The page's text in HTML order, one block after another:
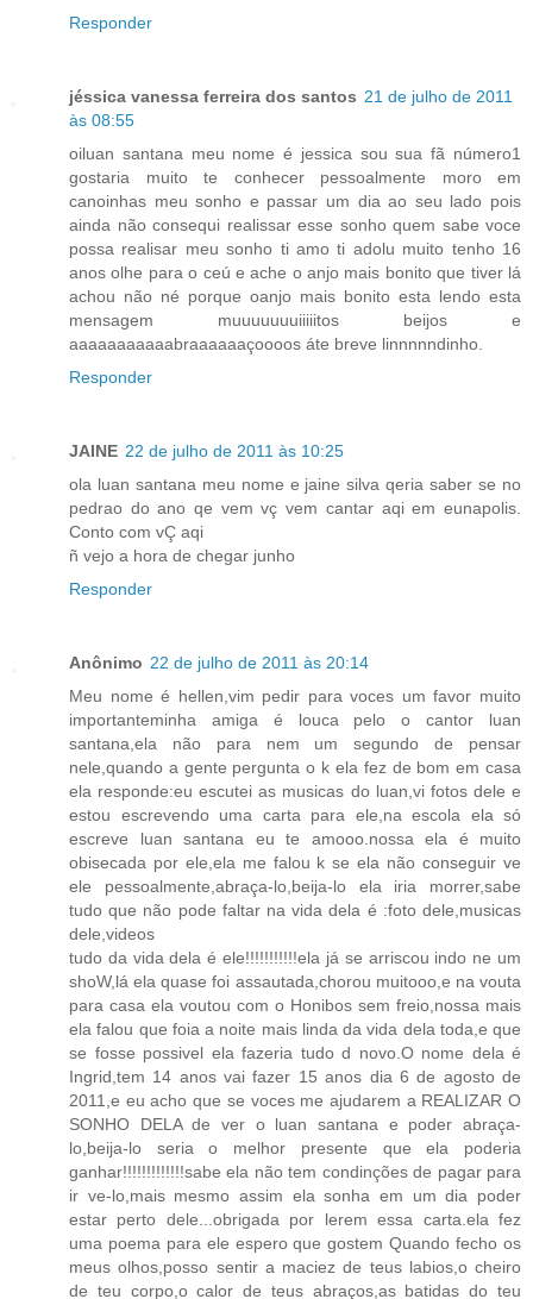
Responder
jéssica vanessa ferreira dos santos 21 de julho de 2011
às 08:55
oiluan santana meu nome é jessica sou sua fã número1
gostaria muito te conhecer pessoalmente moro em
canoinhas meu sonho e passar um dia ao seu lado pois
ainda não consequi realissar esse sonho quem sabe voce
possa realisar meu sonho ti amo ti adolu muito tenho 16
anos olhe para o ceú e ache o anjo mais bonito que tiver lá
achou não né porque oanjo mais bonito esta lendo esta
mensagem muuuuuuuiiiiitos beijos e
aaaaaaaaaaabraaaaaaçoooos áte breve linnnnndinho.
Responder
JAINE 22 de julho de 2011 às 10:25
ola luan santana meu nome e jaine silva qeria saber se no
pedrao do ano qe vem vç vem cantar aqi em eunapolis.
Conto com vÇ aqi
ñ vejo a hora de chegar junho
Responder
Anônimo 22 de julho de 2011 às 20:14
Meu nome é hellen,vim pedir para voces um favor muito
importanteminha amiga é louca pelo o cantor luan
santana,ela não para nem um segundo de pensar
nele,quando a gente pergunta o k ela fez de bom em casa
ela responde:eu escutei as musicas do luan,vi fotos dele e
estou escrevendo uma carta para ele,na escola ela só
escreve luan santana eu te amooo.nossa ela é muito
obisecada por ele,ela me falou k se ela não conseguir ve
ele pessoalmente,abraça-lo,beija-lo ela iria morrer,sabe
tudo que não pode faltar na vida dela é :foto dele,musicas
dele,videos
tudo da vida dela é ele!!!!!!!!!!!ela já se arriscou indo ne um
shoW,lá ela quase foi assautada,chorou muitooo,e na vouta
para casa ela voutou com o Honibos sem freio,nossa mais
ela falou que foia a noite mais linda da vida dela toda,e que
se fosse possivel ela fazeria tudo d novo.O nome dela é
Ingrid,tem 14 anos vai fazer 15 anos dia 6 de agosto de
2011,e eu acho que se voces me ajudarem a REALIZAR O
SONHO DELA de ver o luan santana e poder abraça-
lo,beija-lo seria o melhor presente que ela poderia
ganhar!!!!!!!!!!!!!sabe ela não tem condinções de pagar para
ir ve-lo,mais mesmo assim ela sonha em um dia poder
estar perto dele...obrigada por lerem essa carta.ela fez
uma poema para ele espero que gostem Quando fecho os
meus olhos,posso sentir a maciez de teus labios,o cheiro
de teu corpo,o calor de teus abraços,as batidas do teu